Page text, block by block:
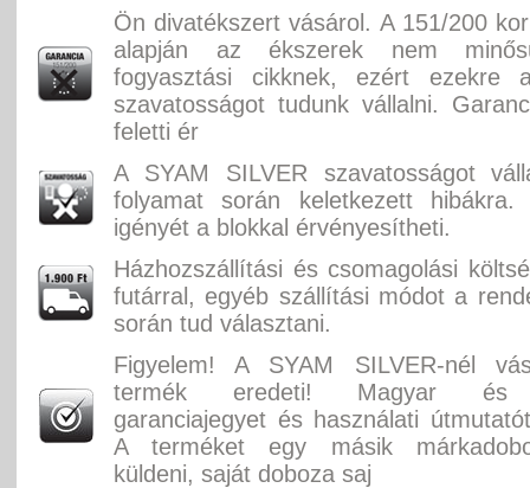
Ön divatékszert vásárol. A 151/200
alapján az ékszerek nem
fogyasztási cikknek, ezért ezekre
szavatosságot tudunk vállalni.
feletti ér
A SYAM SILVER szavatosságot
folyamat során keletkezett hibákra.
igényét a blokkal érvényesítheti.
Házhozszállítási és csomagolási
futárral, egyéb szállítási módot a
során tud választani.
Figyelem! A SYAM SILVER-nél
termék eredeti! Magyar és
garanciajegyet és használati
A terméket egy másik
küldeni, saját doboza saj